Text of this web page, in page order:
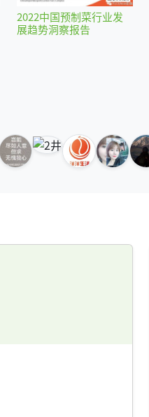
2022中国预制菜行业发
展趋势洞察报告